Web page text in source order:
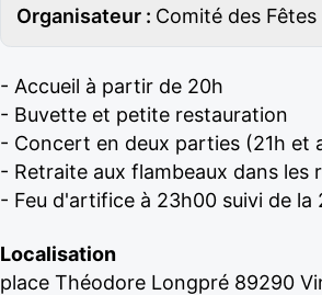
Organisateur : Comité des Fêtes
- Accueil à partir de 20h
- Buvette et petite restauration
- Concert en deux parties (21h et
- Retraite aux flambeaux dans les
- Feu d'artifice à 23h00 suivi de
Localisation
place Théodore Longpré 89290